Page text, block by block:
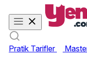
Pratik Tarifler